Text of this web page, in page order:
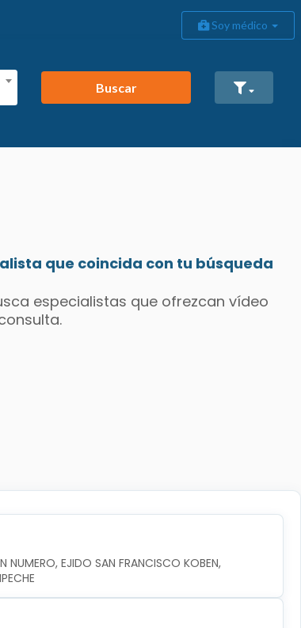
Soy médico
Buscar
que coincida con tu búsqueda
especialistas que ofrezcan vídeo
NUMERO, EJIDO SAN FRANCISCO KOBEN,